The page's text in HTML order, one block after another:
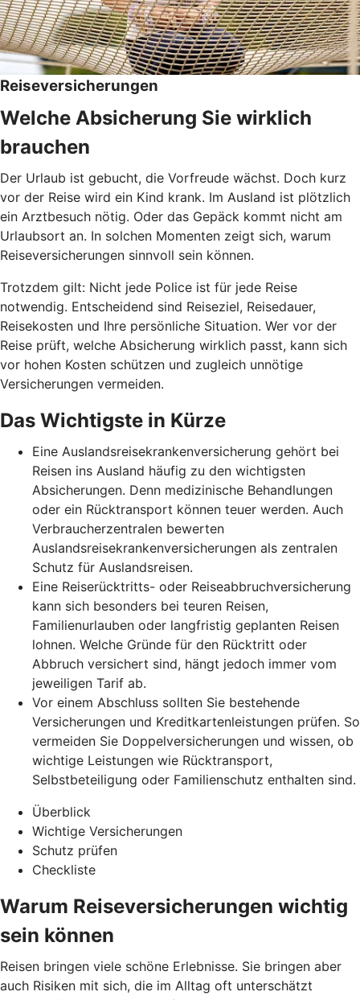
Reiseversicherungen
Welche Absicherung Sie wirklich
brauchen
Der Urlaub ist gebucht, die Vorfreude wächst. Doch kurz
vor der Reise wird ein Kind krank. Im Ausland ist plötzlich
ein Arztbesuch nötig. Oder das Gepäck kommt nicht am
Urlaubsort an. In solchen Momenten zeigt sich, warum
Reiseversicherungen sinnvoll sein können.
Trotzdem gilt: Nicht jede Police ist für jede Reise
notwendig. Entscheidend sind Reiseziel, Reisedauer,
Reisekosten und Ihre persönliche Situation. Wer vor der
Reise prüft, welche Absicherung wirklich passt, kann sich
vor hohen Kosten schützen und zugleich unnötige
Versicherungen vermeiden.
Das Wichtigste in Kürze
Eine Auslandsreisekrankenversicherung gehört bei
Reisen ins Ausland häufig zu den wichtigsten
Absicherungen. Denn medizinische Behandlungen
oder ein Rücktransport können teuer werden. Auch
Verbraucherzentralen bewerten
Auslandsreisekrankenversicherungen als zentralen
Schutz für Auslandsreisen.
Eine Reiserücktritts- oder Reiseabbruchversicherung
kann sich besonders bei teuren Reisen,
Familienurlauben oder langfristig geplanten Reisen
lohnen. Welche Gründe für den Rücktritt oder
Abbruch versichert sind, hängt jedoch immer vom
jeweiligen Tarif ab.
Vor einem Abschluss sollten Sie bestehende
Versicherungen und Kreditkartenleistungen prüfen. So
vermeiden Sie Doppelversicherungen und wissen, ob
wichtige Leistungen wie Rücktransport,
Selbstbeteiligung oder Familienschutz enthalten sind.
Überblick
Wichtige Versicherungen
Schutz prüfen
Checkliste
Warum Reiseversicherungen wichtig
sein können
Reisen bringen viele schöne Erlebnisse. Sie bringen aber
auch Risiken mit sich, die im Alltag oft unterschätzt